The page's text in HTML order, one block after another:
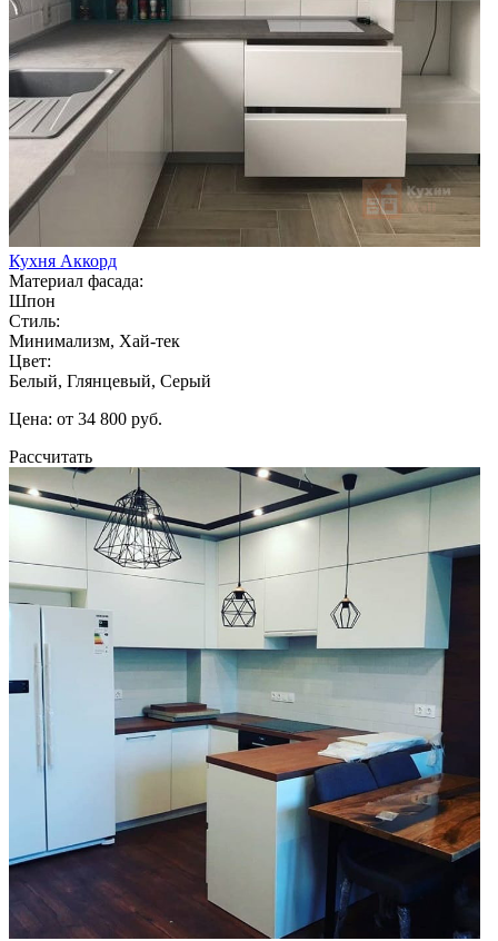
Кухня Аккорд
Материал фасада:
Шпон
Стиль:
Минимализм, Хай-тек
Цвет:
Белый, Глянцевый, Серый
Цена: от 34 800 руб.
Рассчитать